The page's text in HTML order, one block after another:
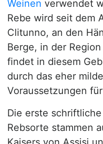
Weinen verwendet
Rebe wird seit dem
Clitunno, an den
Berge, in der
findet in diesem
durch das eher
Voraussetzungen
Die erste
Rebsorte stammen